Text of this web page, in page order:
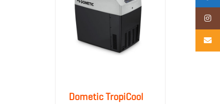
Dometic TropiCool